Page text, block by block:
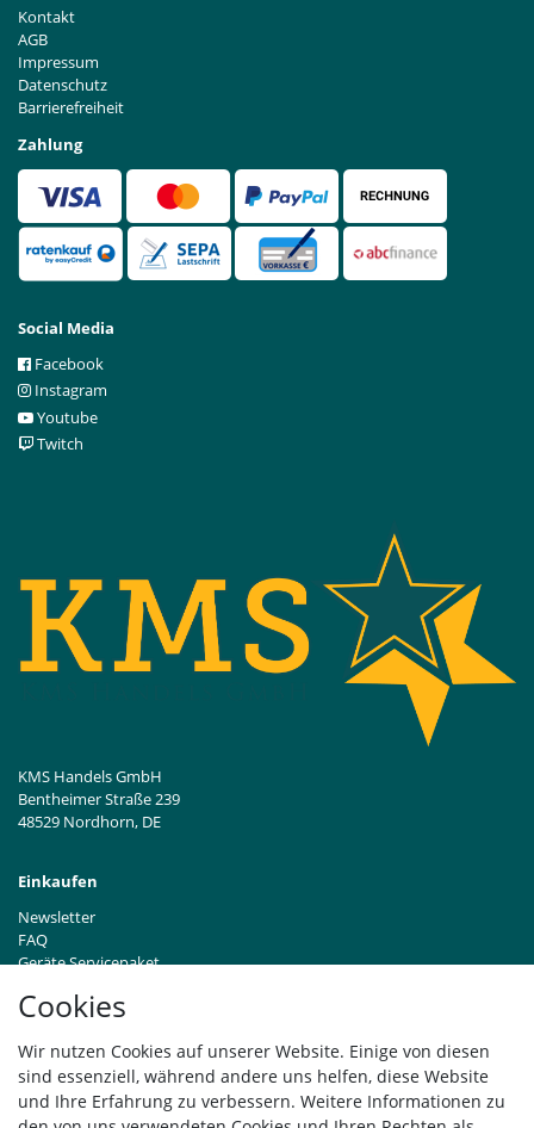
Cookies
Wir nutzen Cookies auf unserer Website. Einige von diesen
sind essenziell, während andere uns helfen, diese Website
und Ihre Erfahrung zu verbessern. Weitere Informationen zu
Kontakt
AGB
Impressum
Datenschutz
Barrierefreiheit
Zahlung
Social Media
Facebook
Instagram
Youtube
Twitch
KMS Handels GmbH
Bentheimer Straße 239
48529 Nordhorn, DE
Einkaufen
Newsletter
FAQ
Geräte Servicepaket
Händleranfragen B2B
Widerrufsrecht
Vertrag widerrufen